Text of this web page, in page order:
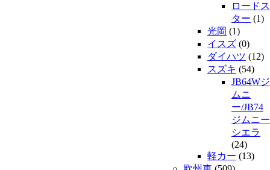
ロードス
ター (1)
光岡 (1)
イスズ (0)
ダイハツ (12)
スズキ (54)
JB64Wジ
ムニ
ー/JB74
ジムニー
シエラ
(24)
軽カー (13)